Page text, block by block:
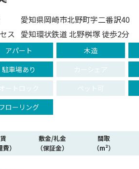
愛知県岡崎市北野町字二番訳40
ス 愛知環状鉄道 北野桝塚 徒歩2分
アパート 木造
駐車場あり
カーシェア
オートロック
ペット可
フローリング
費）
敷金/礼金
（保証金）
間取
（m²）